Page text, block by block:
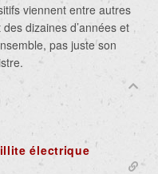
viennent entre autres
dizaines d’années et
pas juste son
électrique